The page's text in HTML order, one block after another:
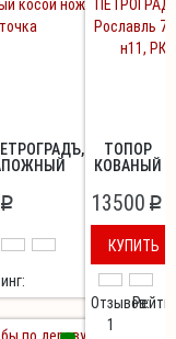
p
ТОПОР
КОВАНЫЙ
МОДЕЛЬ
РОСЛАВЛЬ
ТОПОРИЩЕ
Н11, РК -
13500 p
КУПИТЬ
Отзывов:
1